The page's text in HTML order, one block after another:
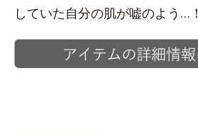
していた自分の肌が嘘のよう…！